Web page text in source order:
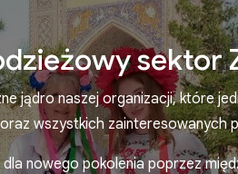
sektor
jądro naszej organizacji, które
wszystkich zainteresowanych
nowego pokolenia poprzez